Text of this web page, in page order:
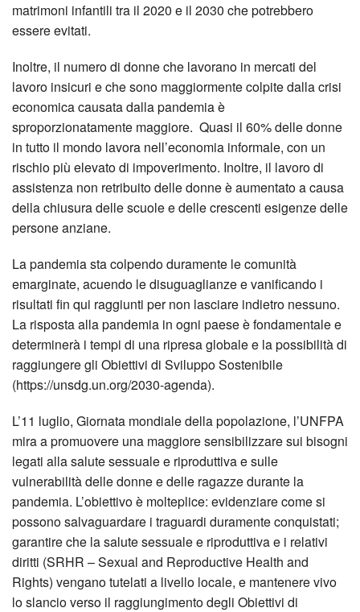
matrimoni infantili tra il 2020 e il 2030 che potrebbero
essere evitati.
Inoltre, il numero di donne che lavorano in mercati del
lavoro insicuri e che sono maggiormente colpite dalla crisi
economica causata dalla pandemia è
sproporzionatamente maggiore. Quasi il 60% delle donne
in tutto il mondo lavora nell’economia informale, con un
rischio più elevato di impoverimento. Inoltre, il lavoro di
assistenza non retribuito delle donne è aumentato a causa
della chiusura delle scuole e delle crescenti esigenze delle
persone anziane.
La pandemia sta colpendo duramente le comunità
emarginate, acuendo le disuguaglianze e vanificando i
risultati fin qui raggiunti per non lasciare indietro nessuno.
La risposta alla pandemia in ogni paese è fondamentale e
determinerà i tempi di una ripresa globale e la possibilità di
raggiungere gli Obiettivi di Sviluppo Sostenibile
(https://unsdg.un.org/2030-agenda).
L’11 luglio, Giornata mondiale della popolazione, l’UNFPA
mira a promuovere una maggiore sensibilizzare sui bisogni
legati alla salute sessuale e riproduttiva e sulle
vulnerabilità delle donne e delle ragazze durante la
pandemia. L’obiettivo è molteplice: evidenziare come si
possono salvaguardare i traguardi duramente conquistati;
garantire che la salute sessuale e riproduttiva e i relativi
diritti (SRHR – Sexual and Reproductive Health and
Rights) vengano tutelati a livello locale, e mantenere vivo
lo slancio verso il raggiungimento degli Obiettivi di